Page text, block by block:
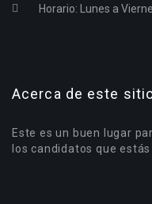
Horario: Lunes a
Acerca de este
Este es un buen lugar
los candidatos que